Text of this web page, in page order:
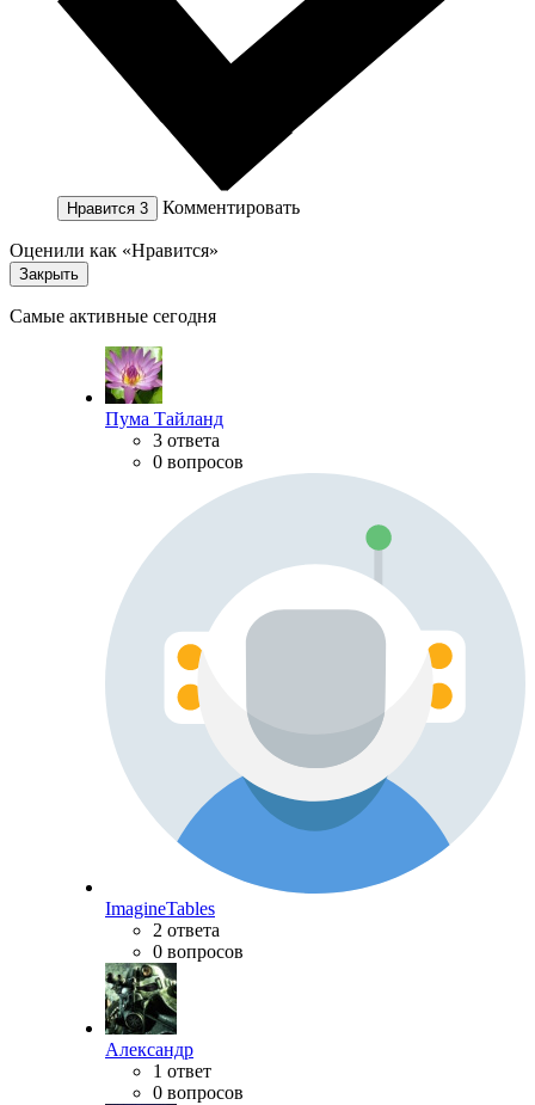
Нравится 3 Комментировать
Оценили как «Нравится»
Закрыть
Самые активные сегодня
Пума Тайланд
3 ответа
0 вопросов
ImagineTables
2 ответа
0 вопросов
Александр
1 ответ
0 вопросов